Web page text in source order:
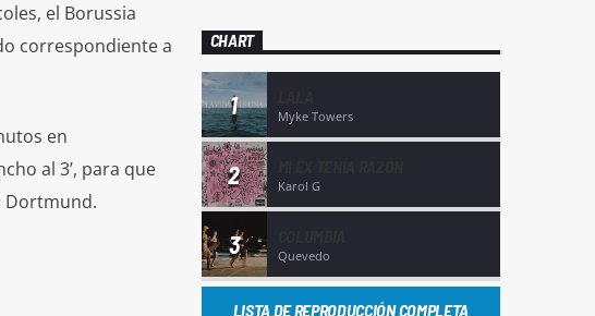
el Borussia
correspondiente a
en
al 3’, para que
Dortmund.
CHART
1 Myke Towers
2 Karol G
3 Quevedo
LISTA DE REPRODUCCIÓN COMPLETA